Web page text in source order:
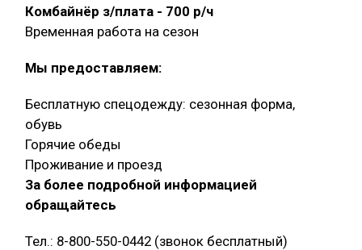
Комбайнёр з/плата - 700 р/ч
Временная работа на сезон
Мы предоставляем:
Бесплатную спецодежду: сезонная форма,
обувь
Горячие обеды
Проживание и проезд
За более подробной информацией
обращайтесь
Тел.: 8-800-550-0442 (звонок бесплатный)